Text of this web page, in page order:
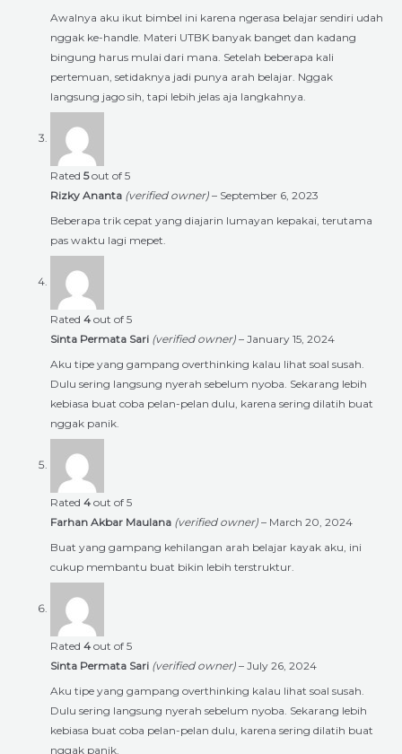
Awalnya aku ikut bimbel ini karena ngerasa belajar sendiri udah
nggak ke-handle. Materi UTBK banyak banget dan kadang
bingung harus mulai dari mana. Setelah beberapa kali
pertemuan, setidaknya jadi punya arah belajar. Nggak
langsung jago sih, tapi lebih jelas aja langkahnya.
Rated 5out of 5
Rizky Ananta (verified owner) – September 6, 2023
Beberapa trik cepat yang diajarin lumayan kepakai, terutama
pas waktu lagi mepet.
Rated 4 out of 5
Sinta Permata Sari (verified owner) – January 15, 2024
Aku tipe yang gampang overthinking kalau lihat soal susah.
Dulu sering langsung nyerah sebelum nyoba. Sekarang lebih
kebiasa buat coba pelan-pelan dulu, karena sering dilatih buat
nggak panik.
Rated 4 out of 5
Farhan Akbar Maulana (verified owner) – March 20, 2024
Buat yang gampang kehilangan arah belajar kayak aku, ini
cukup membantu buat bikin lebih terstruktur.
Rated 4 out of 5
Sinta Permata Sari (verified owner) – July 26, 2024
Aku tipe yang gampang overthinking kalau lihat soal susah.
Dulu sering langsung nyerah sebelum nyoba. Sekarang lebih
kebiasa buat coba pelan-pelan dulu, karena sering dilatih buat
nggak panik.